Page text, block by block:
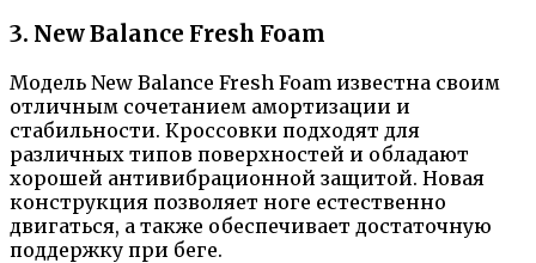
3. New Balance Fresh Foam
Модель New Balance Fresh Foam известна своим
отличным сочетанием амортизации и
стабильности. Кроссовки подходят для
различных типов поверхностей и обладают
хорошей антивибрационной защитой. Новая
конструкция позволяет ноге естественно
двигаться, а также обеспечивает достаточную
поддержку при беге.